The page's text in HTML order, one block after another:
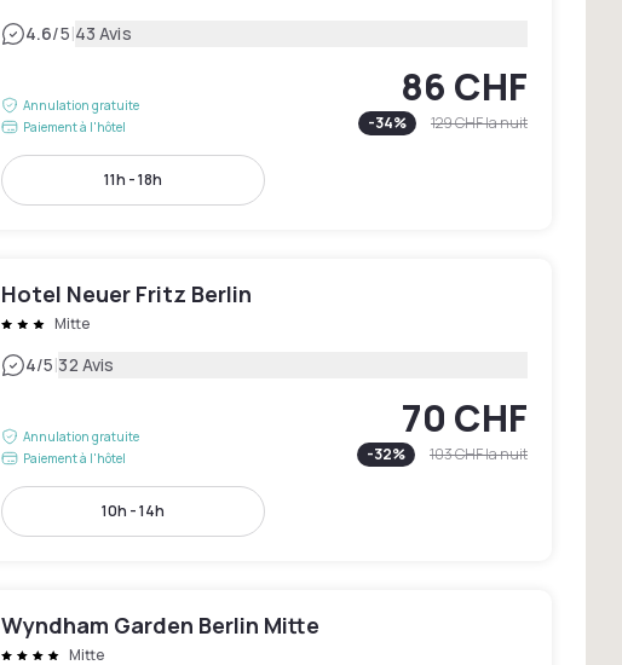
4.6/5|43 Avis
Annulation gratuite
Paiement à l'hôtel
86 CHF
-34% 129 CHFla nuit
11h - 18h
Hotel Neuer Fritz Berlin
Mitte
4/5|32 Avis
Annulation gratuite
Paiement à l'hôtel
70 CHF
-32% 103 CHFla nuit
10h - 14h
Wyndham Garden Berlin Mitte
Mitte